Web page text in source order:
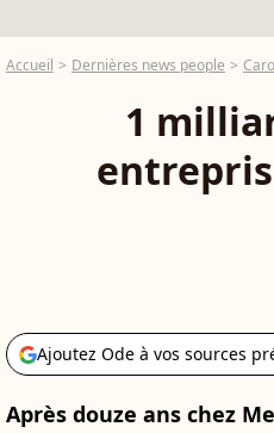
Accueil Dernières news people
1
Ajoutez Ode à vos sources
Après douze ans chez